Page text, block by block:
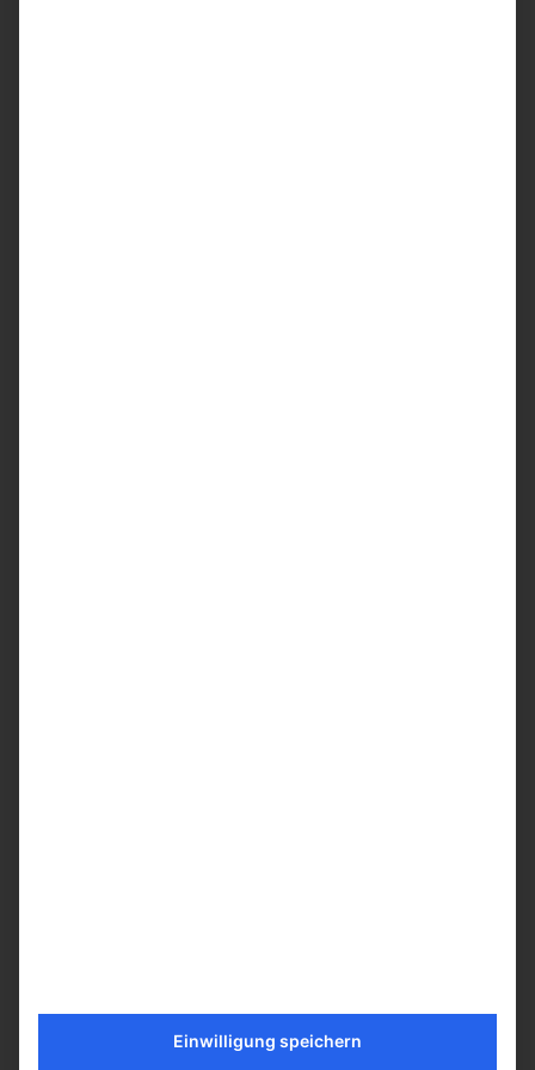
Einwilligung speichern